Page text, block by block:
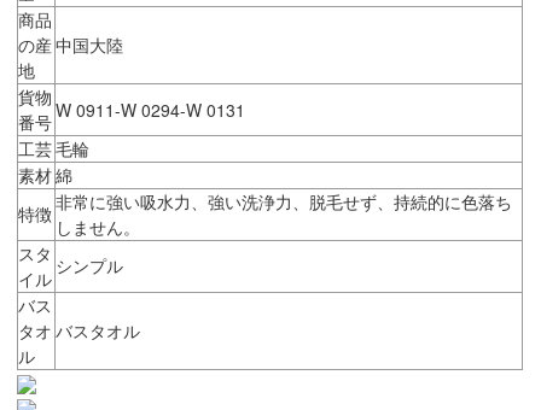
商品
の産
地
中国大陸
貨物
番号W 0911-W 0294-W 0131
工芸毛輪
素材綿
特徴非常に強い吸水力、強い洗浄力、脱毛せず、持続的に色落ち
しません。
スタ
イル
シンプル
バス
タオ
ル
バスタオル